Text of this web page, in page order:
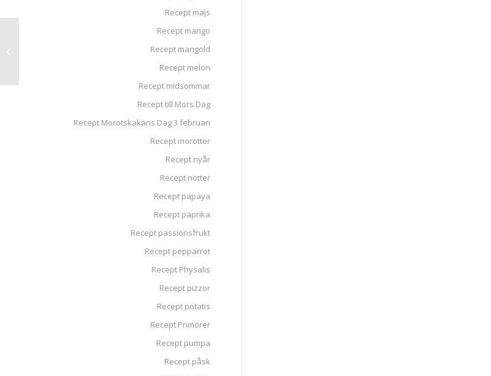
Recept majs
Recept mango
Recept mangold
Recept melon
Recept midsommar
Recept till Mors Dag
Recept Morotskakans Dag 3 februari
Recept morötter
Recept nyår
Recept nötter
Recept papaya
Recept paprika
Recept passionsfrukt
Recept pepparrot
Recept Physalis
Recept pizzor
Recept potatis
Recept Primörer
Recept pumpa
Recept påsk